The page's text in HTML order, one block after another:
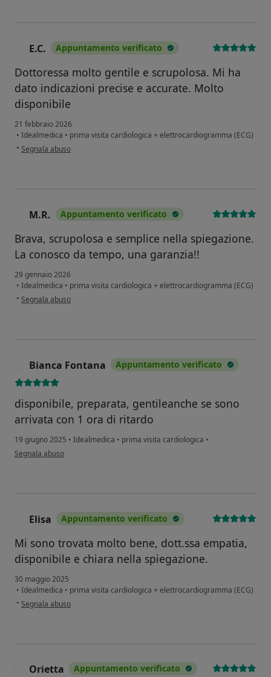
E.C. Appuntamento verificato
Dottoressa molto gentile e scrupolosa. Mi ha
dato indicazioni precise e accurate. Molto
disponibile
21 febbraio 2026
• Idealmedica • prima visita cardiologica + elettrocardiogramma (ECG)
• secondo l'opinione dell'utente E.C.
Segnala abuso
M.R. Appuntamento verificato
Brava, scrupolosa e semplice nella spiegazione.
La conosco da tempo, una garanzia!!
29 gennaio 2026
• Idealmedica • prima visita cardiologica + elettrocardiogramma (ECG)
• secondo l'opinione dell'utente M.R.
Segnala abuso
Bianca Fontana Appuntamento verificato
disponibile, preparata, gentileanche se sono
arrivata con 1 ora di ritardo
19 giugno 2025 • Idealmedica • prima visita cardiologica •
secondo l'opinione dell'utente Bianca Fontana
Segnala abuso
Elisa Appuntamento verificato
Mi sono trovata molto bene, dott.ssa empatia,
disponibile e chiara nella spiegazione.
30 maggio 2025
• Idealmedica • prima visita cardiologica + elettrocardiogramma (ECG)
• secondo l'opinione dell'utente Elisa
Segnala abuso
Orietta Appuntamento verificato